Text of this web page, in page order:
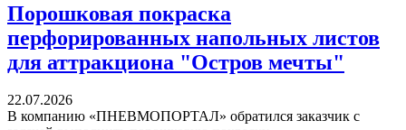
Порошковая покраска
перфорированных напольных листов
для аттракциона "Остров мечты"
22.07.2026
В компанию «ПНЕВМОПОРТАЛ» обратился заказчик с